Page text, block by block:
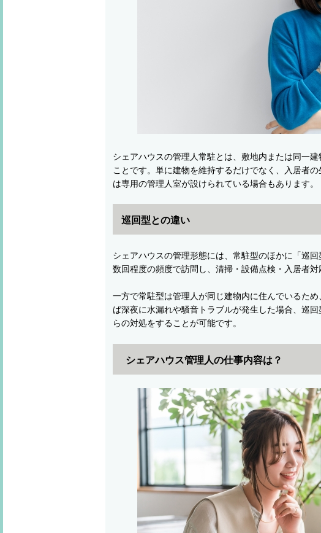
シェアハウスの管理人常駐とは、敷地内または同一
ことです。単に建物を維持するだけでなく、入居者
は専用の管理人室が設けられている場合もあります。
巡回型との違い
シェアハウスの管理形態には、常駐型のほかに「巡
数回程度の頻度で訪問し、清掃・設備点検・入居者対
一方で常駐型は管理人が同じ建物内に住んでいるた
ば深夜に水漏れや騒音トラブルが発生した場合、巡
らの対処をすることが可能です。
シェアハウス管理人の仕事内容は？